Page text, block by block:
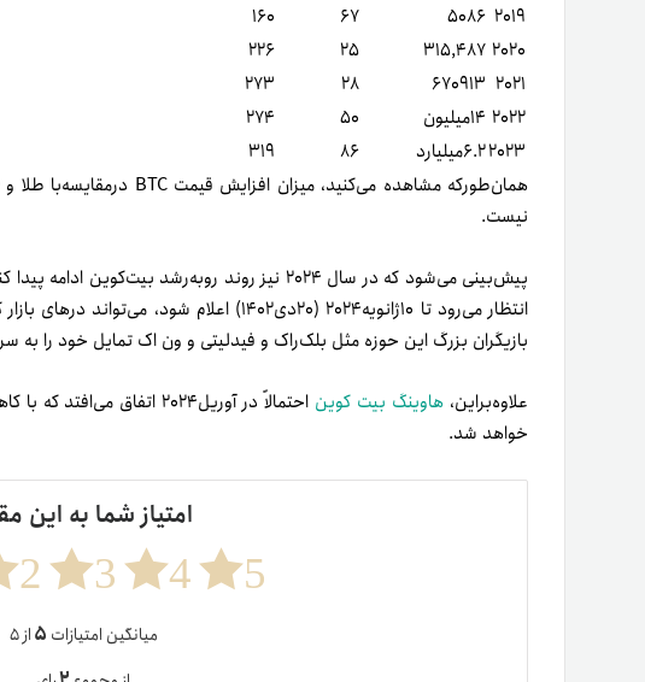
۲۰۱۹ ۵۰۸۶ ۶۷
۱۶۰
۲۰۲۰ ۳۱۵,۴۸۷ ۲۵
۲۲۶
۲۰۲۱ ۶۷۰۹۱۳ ۲۸
۲۷۳
۲۰۲۲ ۱۴میلیون ۵۰
۲۷۴
۲۰۲۳۶.۲میلیارد ۸۶
۳۱۹
نیست.
پیش‌بینی می‌شود که در سال ۲۰۲۴ نیز روند روبه‌رشد بیت‌کوین ادامه پیدا کند. تأیید احتمالی اولین
انتظار می‌رود تا ۱۰ژانویه۲۰۲۴ (۲۰دی۱۴۰۲) اعلام
بازیگران بزرگ این حوزه مثل بلک‌راک و فیدلیتی و ون اک تمایل خود را به
علاوه‌بر‌این، هاوینگ بیت کوین
احتمالاً در آوریل‌۲۰۲۴
خواهد شد.
امتیاز شما به این
5
4
3
2
میانگین امتیازات ۵از ۵